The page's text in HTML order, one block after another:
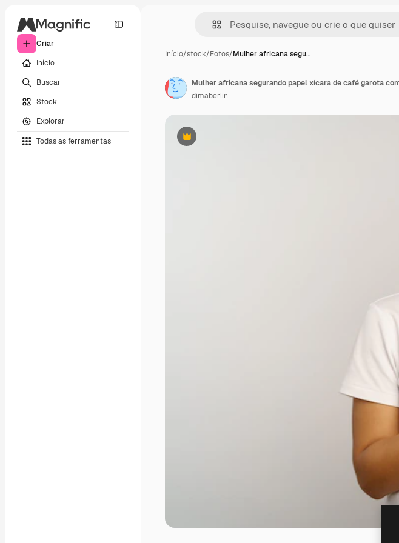
Criar
Início
Buscar
Stock
Explorar
Todas as ferramentas
Início/stock/Fotos/Mulher africana segu…
Premium
dimaberlin